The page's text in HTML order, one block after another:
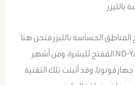
الحساسة بالليزر فنحن هنا
نتكلم عن ليزر اندياج ND-Yag المُفتح للبشرة، ومن أشهر
فوتونا، وقد أثبتت تلك التقنية